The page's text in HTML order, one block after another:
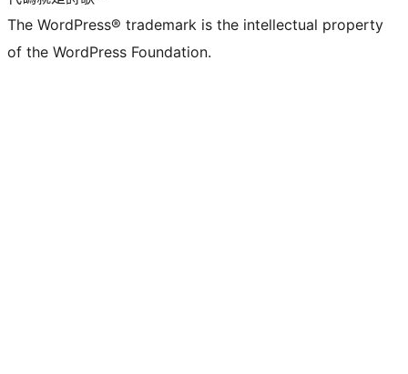
The WordPress® trademark is the intellectual property
of the WordPress Foundation.